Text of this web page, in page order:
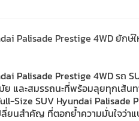
Palisade Prestige 4WD ยัก
Palisade Prestige 4WD รถ
และสมรรถนะที่พร้อมลุยทุกเส้น
Size SUV Hyundai Palisade
ลี่ยนสำคัญ ที่ตอกย้ำความมั่นใจว่า